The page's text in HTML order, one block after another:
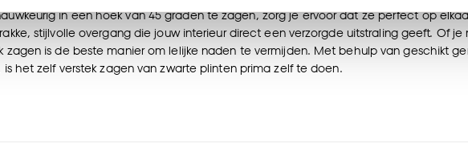
gebruik te maken van alle cookies, of klik op ‘weigeren’ om alleen de
Je kunt er ook voor kiezen om bepaalde cookies wel of niet te
aanpassen’ te klikken.
in een hoek van 45 graden te zagen, zorg je ervoor dat ze perfect op
stijlvolle overgang die jouw interieur direct een verzorgde uitstraling geeft. Of
zagen is de beste manier om lelijke naden te vermijden. Met behulp van geschikt
is het zelf verstek zagen van zwarte plinten prima zelf te doen.